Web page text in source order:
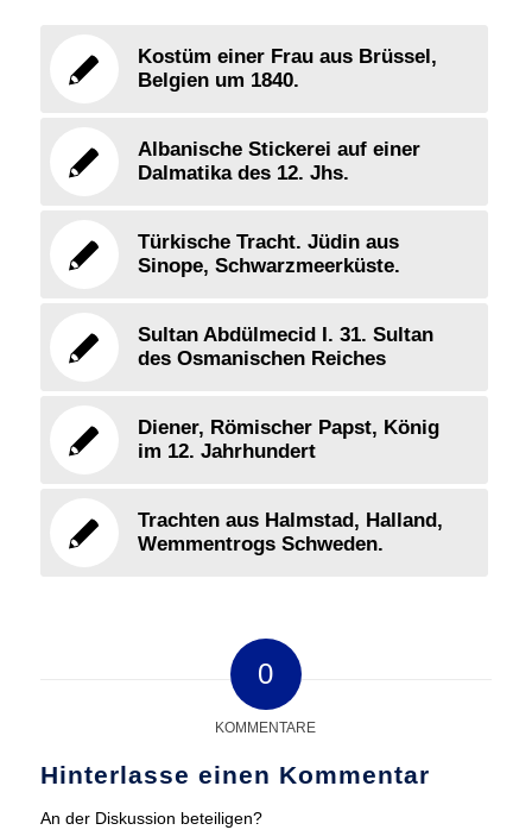
Kostüm einer Frau aus Brüssel,
Belgien um 1840.
Albanische Stickerei auf einer
Dalmatika des 12. Jhs.
Türkische Tracht. Jüdin aus
Sinope, Schwarzmeerküste.
Sultan Abdülmecid I. 31. Sultan
des Osmanischen Reiches
Diener, Römischer Papst, König
im 12. Jahrhundert
Trachten aus Halmstad, Halland,
Wemmentrogs Schweden.
0
KOMMENTARE
Hinterlasse einen Kommentar
An der Diskussion beteiligen?